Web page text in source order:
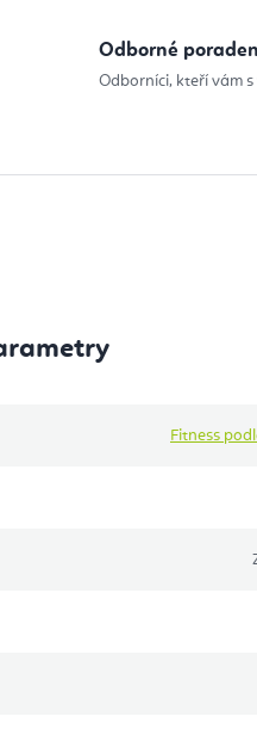
Odborné
Odborníci, kteří vám
Fitness